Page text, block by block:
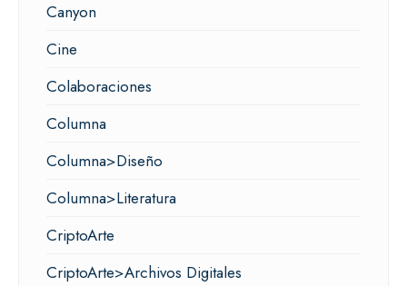
Canyon
Cine
Colaboraciones
Columna
Columna>Diseño
Columna>Literatura
CriptoArte
CriptoArte>Archivos Digitales